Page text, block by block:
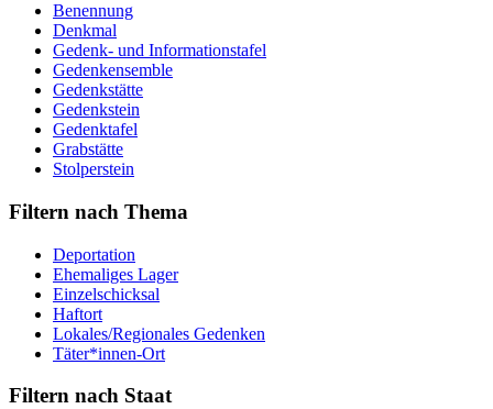
Benennung
Denkmal
Gedenk- und Informationstafel
Gedenkensemble
Gedenkstätte
Gedenkstein
Gedenktafel
Grabstätte
Stolperstein
Filtern nach Thema
Deportation
Ehemaliges Lager
Einzelschicksal
Haftort
Lokales/Regionales Gedenken
Täter*innen-Ort
Filtern nach Staat